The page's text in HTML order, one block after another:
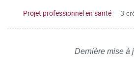
Projet professionnel en santé 3
Dernière mise à